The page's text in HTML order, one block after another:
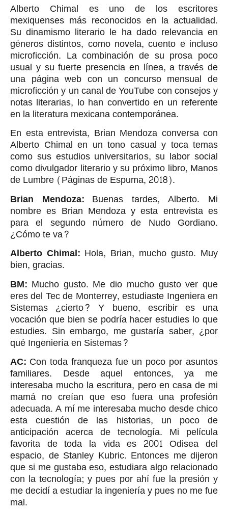
Alberto Chimal es uno de los escritores
mexiquenses más reconocidos en la actualidad.
Su dinamismo literario le ha dado relevancia en
géneros distintos, como novela, cuento e incluso
microficción. La combinación de su prosa poco
usual y su fuerte presencia en línea, a través de
una página web con un concurso mensual de
microficción y un canal de YouTube con consejos y
notas literarias, lo han convertido en un referente
en la literatura mexicana contemporánea.
En esta entrevista, Brian Mendoza conversa con
Alberto Chimal en un tono casual y toca temas
como sus estudios universitarios, su labor social
como divulgador literario y su próximo libro, Manos
de Lumbre (Páginas de Espuma, 2018).
Brian Mendoza:Buenas tardes, Alberto. Mi
nombre es Brian Mendoza y esta entrevista es
para el segundo número de Nudo Gordiano.
¿Cómo te va?
Alberto Chimal: Hola, Brian, mucho gusto. Muy
bien, gracias.
BM: Mucho gusto. Me dio mucho gusto ver que
eres del Tec de Monterrey, estudiaste Ingeniera en
Sistemas ¿cierto? Y bueno, escribir es una
vocación que bien se podría hacer estudies lo que
estudies. Sin embargo, me gustaría saber, ¿por
qué Ingeniería en Sistemas?
AC: Con toda franqueza fue un poco por asuntos
familiares. Desde aquel entonces, ya me
interesaba mucho la escritura, pero en casa de mi
mamá no creían que eso fuera una profesión
adecuada. A mí me interesaba mucho desde chico
esta cuestión de las historias, un poco de
anticipación acerca de tecnología. Mi película
favorita de toda la vida es 2001 Odisea del
espacio, de Stanley Kubric. Entonces me dijeron
que si me gustaba eso, estudiara algo relacionado
con la tecnología; y pues por ahí fue la presión y
me decidí a estudiar la ingeniería y pues no me fue
mal.